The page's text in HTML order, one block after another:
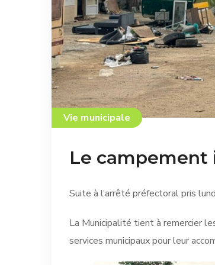
Vie municipale
Le campement
Suite à l’arrêté préfectoral pris
La Municipalité tient à remercier
services municipaux pour leur